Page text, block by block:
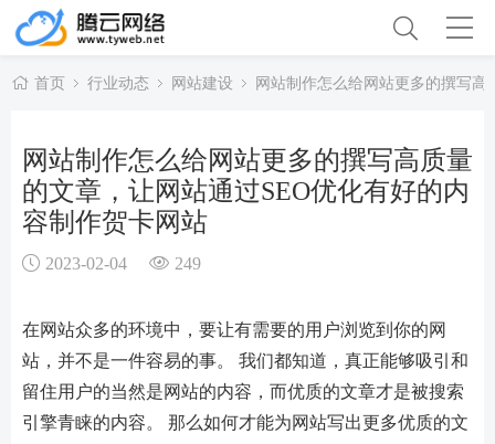
首页 行业动态 网站建设 网站制作怎么给网站更多的撰写
网站制作怎么给网站更多的撰写高质量
的文章，让网站通过SEO优化有好的内
容制作贺卡网站
2023-02-04 249
在网站众多的环境中，要让有需要的用户浏览到你的网
站，并不是一件容易的事。 我们都知道，真正能够吸引和
留住用户的当然是网站的内容，而优质的文章才是被搜索
引擎青睐的内容。 那么如何才能为网站写出更多优质的文